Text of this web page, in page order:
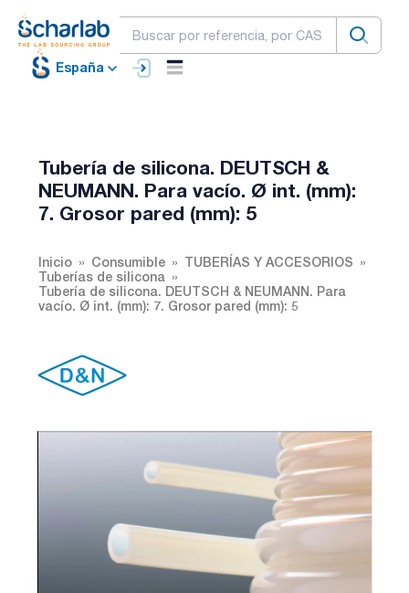
España
Tubería de silicona. DEUTSCH &
NEUMANN. Para vacío. Ø int. (mm):
7. Grosor pared (mm): 5
Inicio Consumible
TUBERÍAS Y ACCESORIOS
Tuberías de silicona
Tubería de silicona. DEUTSCH & NEUMANN. Para
vacío. Ø int. (mm): 7. Grosor pared (mm): 5